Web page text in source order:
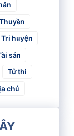
Thuyền
Tri huyện
sản
Tử thi
chủ